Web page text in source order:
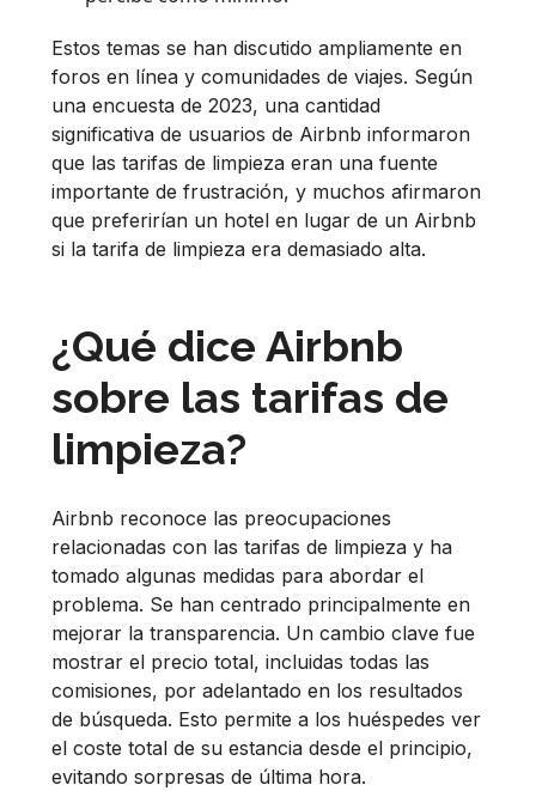
Estos temas se han discutido ampliamente en
foros en línea y comunidades de viajes. Según
una encuesta de 2023, una cantidad
significativa de usuarios de Airbnb informaron
que las tarifas de limpieza eran una fuente
importante de frustración, y muchos afirmaron
que preferirían un hotel en lugar de un Airbnb
si la tarifa de limpieza era demasiado alta.
¿Qué dice Airbnb
sobre las tarifas de
limpieza?
Airbnb reconoce las preocupaciones
relacionadas con las tarifas de limpieza y ha
tomado algunas medidas para abordar el
problema. Se han centrado principalmente en
mejorar la transparencia. Un cambio clave fue
mostrar el precio total, incluidas todas las
comisiones, por adelantado en los resultados
de búsqueda. Esto permite a los huéspedes ver
el coste total de su estancia desde el principio,
evitando sorpresas de última hora.